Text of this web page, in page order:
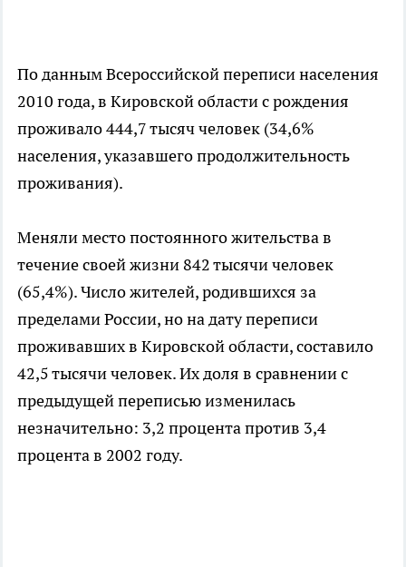
По данным Всероссийской переписи населения
2010 года, в Кировской области с рождения
проживало 444,7 тысяч человек (34,6%
населения, указавшего продолжительность
проживания).
Меняли место постоянного жительства в
течение своей жизни 842 тысячи человек
(65,4%). Число жителей, родившихся за
пределами России, но на дату переписи
проживавших в Кировской области, составило
42,5 тысячи человек. Их доля в сравнении с
предыдущей переписью изменилась
незначительно: 3,2 процента против 3,4
процента в 2002 году.